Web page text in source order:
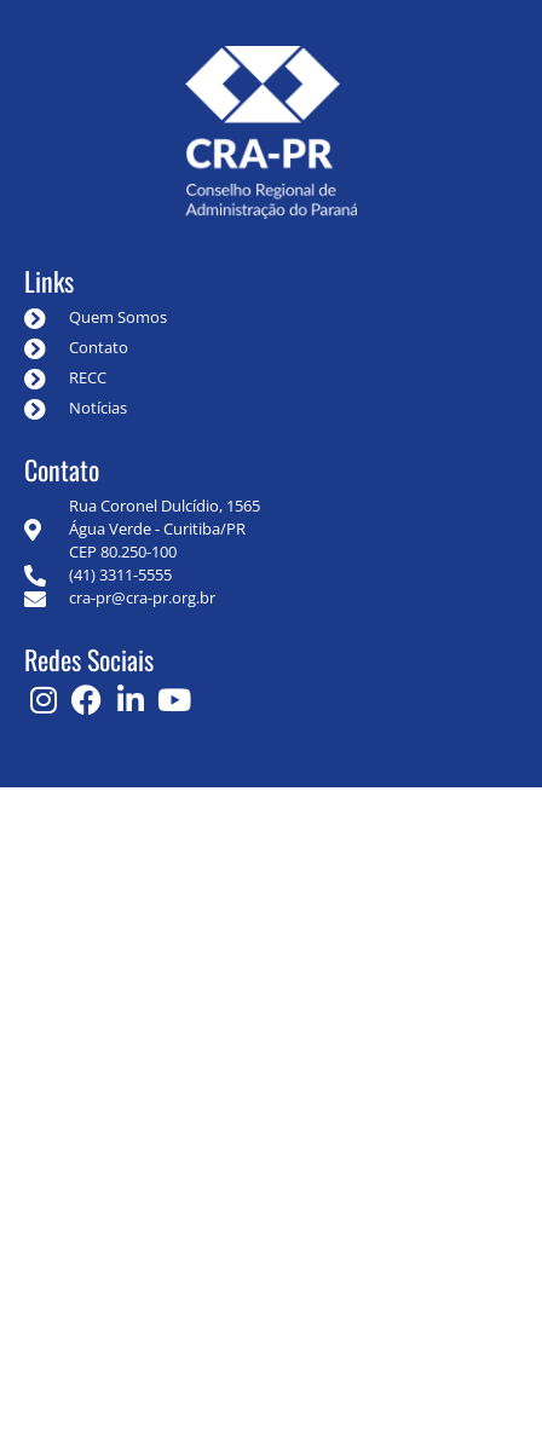
Links
Quem Somos
Contato
RECC
Notícias
Contato
Rua Coronel Dulcídio, 1565
Água Verde - Curitiba/PR
CEP 80.250-100
(41) 3311-5555
cra-pr@cra-pr.org.br
Redes Sociais